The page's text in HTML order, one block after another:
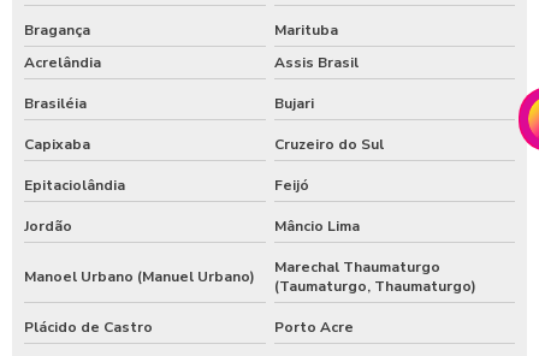
Bragança
Marituba
Acrelândia
Assis Brasil
Brasiléia Bujari
Capixaba Cruzeiro do Sul
Epitaciolândia Feijó
Jordão Mâncio Lima
Manoel Urbano (Manuel Urbano)
Marechal Thaumaturgo
(Taumaturgo, Thaumaturgo)
Plácido de Castro Porto Acre